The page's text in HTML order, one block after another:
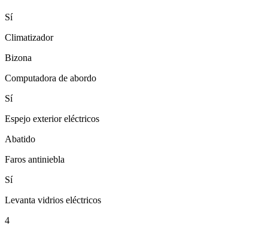
Sí
Climatizador
Bizona
Computadora de abordo
Sí
Espejo exterior eléctricos
Abatido
Faros antiniebla
Sí
Levanta vidrios eléctricos
4